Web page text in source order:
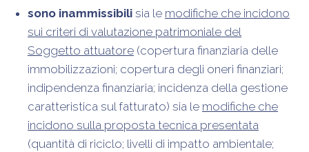
sono inammissibili sia le modifiche che incidono
sui criteri di valutazione patrimoniale del
Soggetto attuatore (copertura finanziaria delle
immobilizzazioni; copertura degli oneri finanziari;
indipendenza finanziaria; incidenza della gestione
caratteristica sul fatturato) sia le modifiche che
incidono sulla proposta tecnica presentata
(quantità di riciclo; livelli di impatto ambientale;